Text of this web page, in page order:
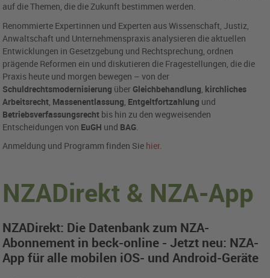
auf die Themen, die die Zukunft bestimmen werden.
Renommierte Expertinnen und Experten aus Wissenschaft, Justiz,
Anwaltschaft und Unternehmenspraxis analysieren die aktuellen
Entwicklungen in Gesetzgebung und Rechtsprechung, ordnen
prägende Reformen ein und diskutieren die Fragestellungen, die die
Praxis heute und morgen bewegen – von der
Schuldrechtsmodernisierung über Gleichbehandlung kirchliches
Arbeitsrecht Massenentlassung Entgeltfortzahlung und
Betriebsverfassungsrecht bis hin zu den wegweisenden
Entscheidungen von EuGH und BAG
Anmeldung und Programm finden Sie hier.
NZADirekt & NZA-App
NZADirekt: Die Datenbank zum NZA-
Abonnement in beck-online - Jetzt neu: NZA-
App für alle mobilen iOS- und Android-Geräte